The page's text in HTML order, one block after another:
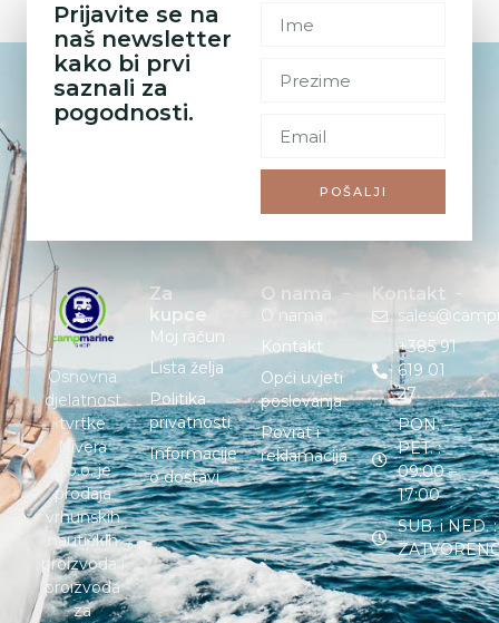
Prijavite se na
naš newsletter
kako bi prvi
saznali za
pogodnosti.
POŠALJI
Osnovna
djelatnost
tvrtke
Nivera
d.o.o. je
prodaja
vrhunskih
nautičkih
proizvoda i
proizvoda
za
Za
kupce
Moj račun
Lista želja
Politika
privatnosti
Informacije
o dostavi
O nama
O nama
Kontakt
Opći uvjeti
poslovanja
Povrat i
reklamacija
Kontakt
+385 91
619 01
27
PON. –
PET. :
09:00 –
17:00
SUB. i NED. :